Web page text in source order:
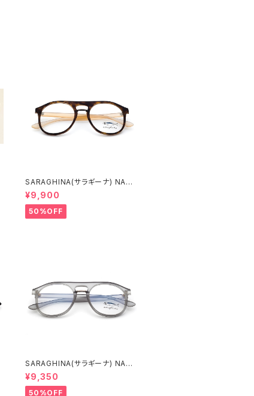
SARAGHINA(サラギーナ) NAND
O VISTA 160V(メガネフレーム)
¥9,900
50%OFF
SARAGHINA(サラギーナ) NAND
O VISTA 157V(メガネフレーム)
¥9,350
50%OFF